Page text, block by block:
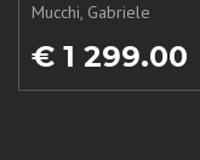
Mucchi, Gabriele
€ 1 299.00